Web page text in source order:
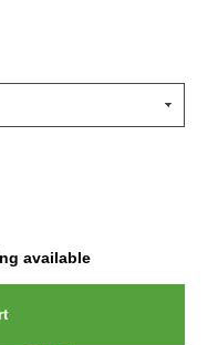
available